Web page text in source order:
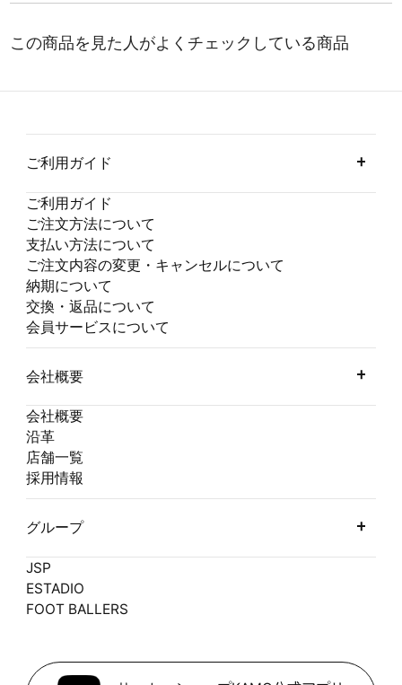
ご利用ガイド
ご利用ガイド
ご注文方法について
支払い方法について
ご注文内容の変更・キャンセルについて
納期について
交換・返品について
会員サービスについて
会社概要
会社概要
沿革
店舗一覧
採用情報
グループ
JSP
ESTADIO
FOOT BALLERS